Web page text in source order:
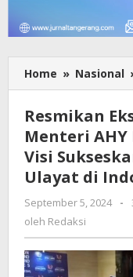
Home » Nasional
Resmikan
Menteri
Visi
Ulayat di
September 5, 2024 -
oleh Redaksi